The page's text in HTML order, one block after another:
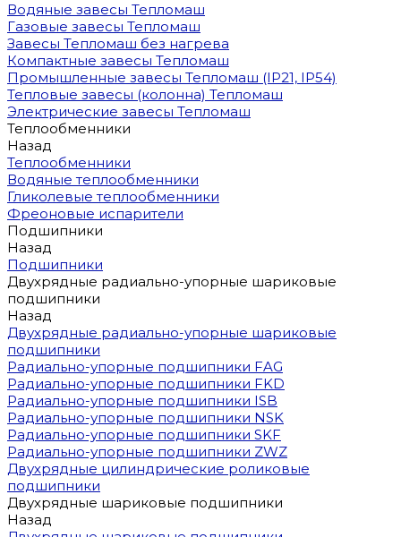
Водяные завесы Тепломаш
Газовые завесы Тепломаш
Завесы Тепломаш без нагрева
Компактные завесы Тепломаш
Промышленные завесы Тепломаш (IP21, IP54)
Тепловые завесы (колонна) Тепломаш
Электрические завесы Тепломаш
Теплообменники
Назад
Теплообменники
Водяные теплообменники
Гликолевые теплообменники
Фреоновые испарители
Подшипники
Назад
Подшипники
Двухрядные радиально-упорные шариковые
подшипники
Назад
Двухрядные радиально-упорные шариковые
подшипники
Радиально-упорные подшипники FAG
Радиально-упорные подшипники FKD
Радиально-упорные подшипники ISB
Радиально-упорные подшипники NSK
Радиально-упорные подшипники SKF
Радиально-упорные подшипники ZWZ
Двухрядные цилиндрические роликовые
подшипники
Двухрядные шариковые подшипники
Назад